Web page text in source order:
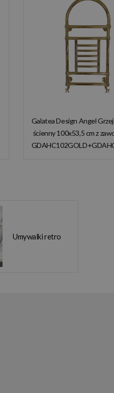
Galatea Design Angel
ścienny 100x53,5 cm z
Umywalki retro